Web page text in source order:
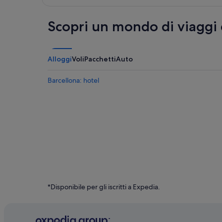
Scopri un mondo di viaggi
AlloggiVoliPacchettiAuto
Barcellona: hotel
*Disponibile per gli iscritti a Expedia.